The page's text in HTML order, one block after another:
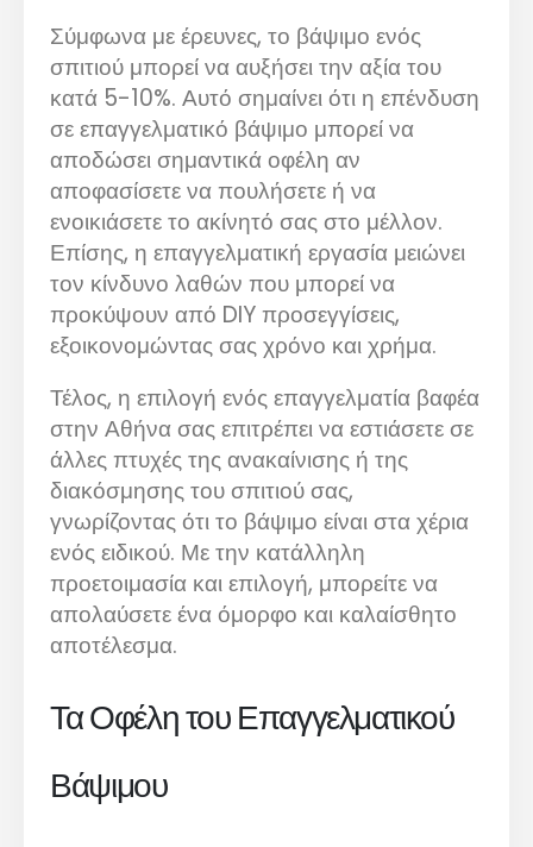
Σύμφωνα με έρευνες, το βάψιμο ενός
σπιτιού μπορεί να αυξήσει την αξία του
κατά 5-10%. Αυτό σημαίνει ότι η επένδυση
σε επαγγελματικό βάψιμο μπορεί να
αποδώσει σημαντικά οφέλη αν
αποφασίσετε να πουλήσετε ή να
ενοικιάσετε το ακίνητό σας στο μέλλον.
Επίσης, η επαγγελματική εργασία μειώνει
τον κίνδυνο λαθών που μπορεί να
προκύψουν από DIY προσεγγίσεις,
εξοικονομώντας σας χρόνο και χρήμα.
Τέλος, η επιλογή ενός επαγγελματία βαφέα
στην Αθήνα σας επιτρέπει να εστιάσετε σε
άλλες πτυχές της ανακαίνισης ή της
διακόσμησης του σπιτιού σας,
γνωρίζοντας ότι το βάψιμο είναι στα χέρια
ενός ειδικού. Με την κατάλληλη
προετοιμασία και επιλογή, μπορείτε να
απολαύσετε ένα όμορφο και καλαίσθητο
αποτέλεσμα.
Τα Οφέλη του Επαγγελματικού
Βάψιμου